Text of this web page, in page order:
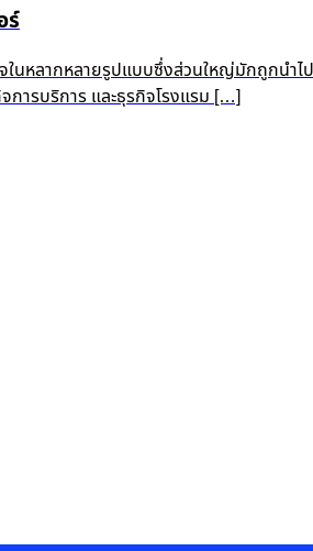
ร์
นหลากหลายรูปแบบซึ่งส่วนใหญ่มักถูกนำ
การบริการ และธุรกิจโรงแรม […]